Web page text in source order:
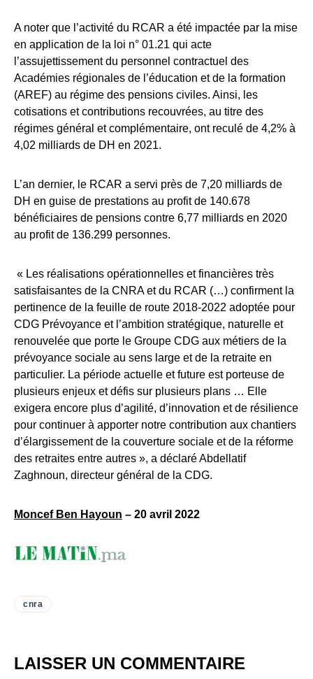
A noter que l’activité du RCAR a été impactée par la mise
en application de la loi n° 01.21 qui acte
l’assujettissement du personnel contractuel des
Académies régionales de l’éducation et de la formation
(AREF) au régime des pensions civiles. Ainsi, les
cotisations et contributions recouvrées, au titre des
régimes général et complémentaire, ont reculé de 4,2% à
4,02 milliards de DH en 2021.
L’an dernier, le RCAR a servi près de 7,20 milliards de
DH en guise de prestations au profit de 140.678
bénéficiaires de pensions contre 6,77 milliards en 2020
au profit de 136.299 personnes.
« Les réalisations opérationnelles et financières très
satisfaisantes de la CNRA et du RCAR (…) confirment la
pertinence de la feuille de route 2018-2022 adoptée pour
CDG Prévoyance et l’ambition stratégique, naturelle et
renouvelée que porte le Groupe CDG aux métiers de la
prévoyance sociale au sens large et de la retraite en
particulier. La période actuelle et future est porteuse de
plusieurs enjeux et défis sur plusieurs plans … Elle
exigera encore plus d’agilité, d’innovation et de résilience
pour continuer à apporter notre contribution aux chantiers
d’élargissement de la couverture sociale et de la réforme
des retraites entre autres », a déclaré Abdellatif
Zaghnoun, directeur général de la CDG.
Moncef Ben Hayoun – 20 avril 2022
cnra
LAISSER UN COMMENTAIRE